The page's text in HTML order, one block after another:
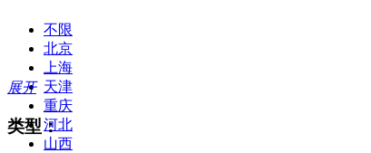
不限
北京
上海
天津
重庆
河北
山西
展开
类型：